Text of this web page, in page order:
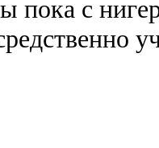
пока с